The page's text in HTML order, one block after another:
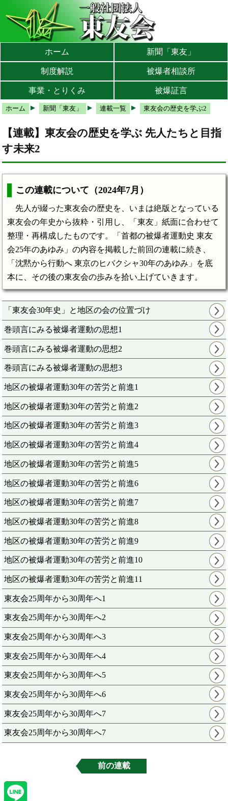
メインメニューへ
サブメニューへ
現在地ナビ（パンくずリスト）へ
ホーム 新聞「東友」
制度解説 被爆者相談所
事業・とりくみ 被爆証言
ホーム 新聞「東友」 連載一覧 東友会の歴史を学ぶ2
【連載】東友会の歴史を学ぶ 先人たちと目指
す未来2
この連載について（2024年7月）
先人が綴った東友会の歴史を、いまは絶版となっている
東友会の年史から抜粋・引用し、「東友」紙面に合わせて
整理・再構成したものです。「首都の被爆者運動史 東友
会25年のあゆみ」の内容を掲載した前回の連載に続き、
「沈黙から行動へ 東京のヒバクシャ30年のあゆみ」を底
本に、その後の東友会の歩みを拾い上げていきます。
「東友会30年史」と地区の会の位置づけ
巻頭言にみる被爆者運動の思想1
巻頭言にみる被爆者運動の思想2
巻頭言にみる被爆者運動の思想3
地区の被爆者運動30年の苦労と前進1
地区の被爆者運動30年の苦労と前進2
地区の被爆者運動30年の苦労と前進3
地区の被爆者運動30年の苦労と前進4
地区の被爆者運動30年の苦労と前進5
地区の被爆者運動30年の苦労と前進6
地区の被爆者運動30年の苦労と前進7
地区の被爆者運動30年の苦労と前進8
地区の被爆者運動30年の苦労と前進9
地区の被爆者運動30年の苦労と前進10
地区の被爆者運動30年の苦労と前進11
東友会25周年から30周年へ1
東友会25周年から30周年へ2
東友会25周年から30周年へ3
東友会25周年から30周年へ4
東友会25周年から30周年へ5
東友会25周年から30周年へ6
東友会25周年から30周年へ7
東友会25周年から30周年へ7
前の連載